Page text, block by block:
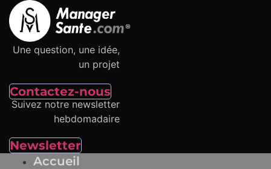
Aller
au
contenu
Une question, une idée,
un projet
Contactez-nous
Suivez notre newsletter
hebdomadaire
Newsletter
Accueil